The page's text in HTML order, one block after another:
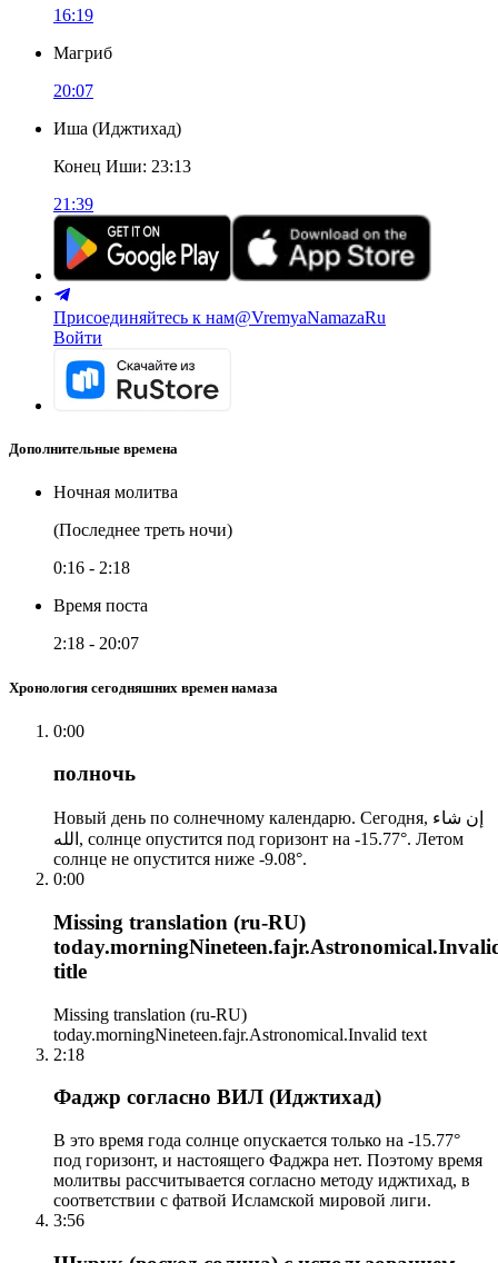
16:19
Магриб
20:07
Иша (Иджтихад)
Конец Иши: 23:13
21:39
Присоединяйтесь к нам@VremyaNamazaRu
Войти
Дополнительные времена
Ночная молитва
(Последнее треть ночи)
0:16 - 2:18
Время поста
2:18 - 20:07
Хронология сегодняшних времен намаза
0:00
полночь
Новый день по солнечному календарю. Сегодня, إن شاء
الله, солнце опустится под горизонт на -15.77°. Летом
солнце не опустится ниже -9.08°.
0:00
Missing translation (ru-RU)
title
Missing translation (ru-RU)
today.morningNineteen.fajr.Astronomical.Invalid text
2:18
Фаджр согласно ВИЛ (Иджтихад)
В это время года солнце опускается только на -15.77°
под горизонт, и настоящего Фаджра нет. Поэтому время
молитвы рассчитывается согласно методу иджтихад, в
соответствии с фатвой Исламской мировой лиги.
3:56